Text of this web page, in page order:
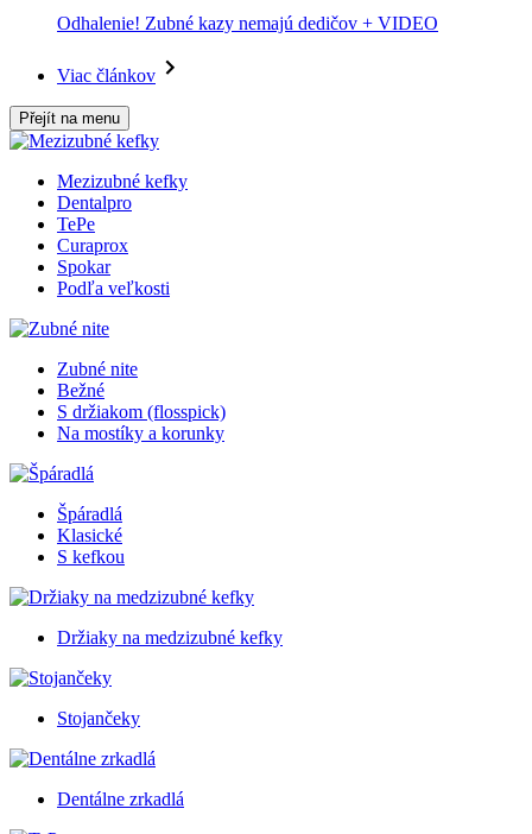
Odhalenie! Zubné kazy nemajú dedičov + VIDEO
Viac článkov
Přejít na menu
Mezizubné kefky
Dentalpro
TePe
Curaprox
Spokar
Podľa veľkosti
Zubné nite
Bežné
S držiakom (flosspick)
Na mostíky a korunky
Špáradlá
Klasické
S kefkou
Držiaky na medzizubné kefky
Stojančeky
Dentálne zrkadlá